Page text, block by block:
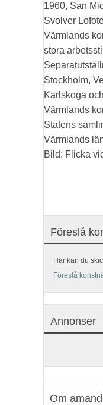
1960, San
Svolver
Värmlands
stora
Stockholm,
Karlskoga
Värmlands
Statens
Värmlands
Bild: Flicka
Föreslå
Här kan du
Föreslå
Annonser
Om